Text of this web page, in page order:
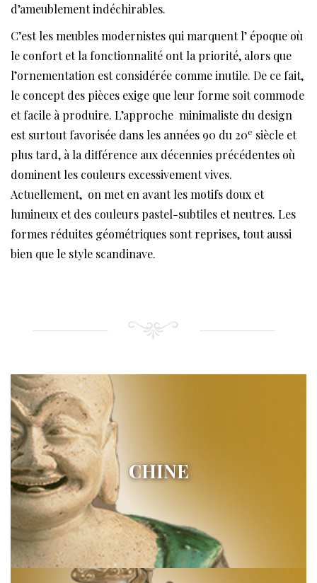
d’ameublement indéchirables.
C’est les meubles modernistes qui marquent l’ époque où
le confort et la fonctionnalité ont la priorité, alors que
l’ornementation est considérée comme inutile. De ce fait,
le concept des pièces exige que leur forme soit commode
et facile à produire. L’approche minimaliste du design
est surtout favorisée dans les années 90 du 20e siècle et
plus tard, à la différence aux décennies précédentes où
dominent les couleurs excessivement vives.
Actuellement, on met en avant les motifs doux et
lumineux et des couleurs pastel-subtiles et neutres. Les
formes réduites géométriques sont reprises, tout aussi
bien que le style scandinave.
CHINE